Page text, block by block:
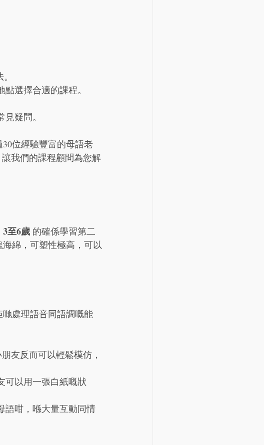
選擇合適的課程。
疑問。
位經驗豐富的母語老
我們的課程顧問為您解
3至6歲 的確係學習第二
綿，可塑性極高，可以
處理語音同語調嘅能
友反而可以輕鬆模仿，
可以用一張白紙嘅狀
語咁，喺大量互動同情